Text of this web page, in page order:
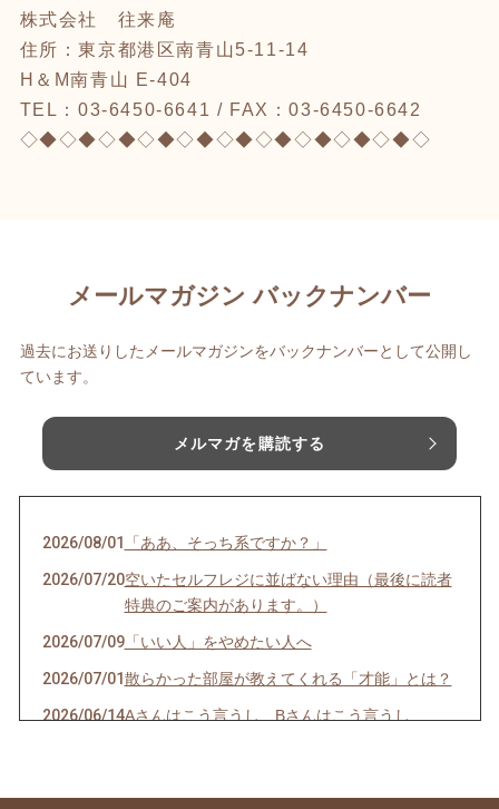
株式会社 往来庵
住所：東京都港区南青山5-11-14
H＆M南青山 E-404
TEL：03-6450-6641 / FAX：03-6450-6642
◇◆◇◆◇◆◇◆◇◆◇◆◇◆◇◆◇◆◇◆◇
メールマガジン バックナンバー
過去にお送りしたメールマガジンをバックナンバーとして公開し
ています。
メルマガを購読する
2026/08/01 「ああ、そっち系ですか？」
2026/07/20空いたセルフレジに並ばない理由（最後に読者
特典のご案内があります。）
2026/07/09「いい人」をやめたい人へ
2026/07/01散らかった部屋が教えてくれる「才能」とは？
2026/06/14Aさんはこう言うし、Bさんはこう言うし…